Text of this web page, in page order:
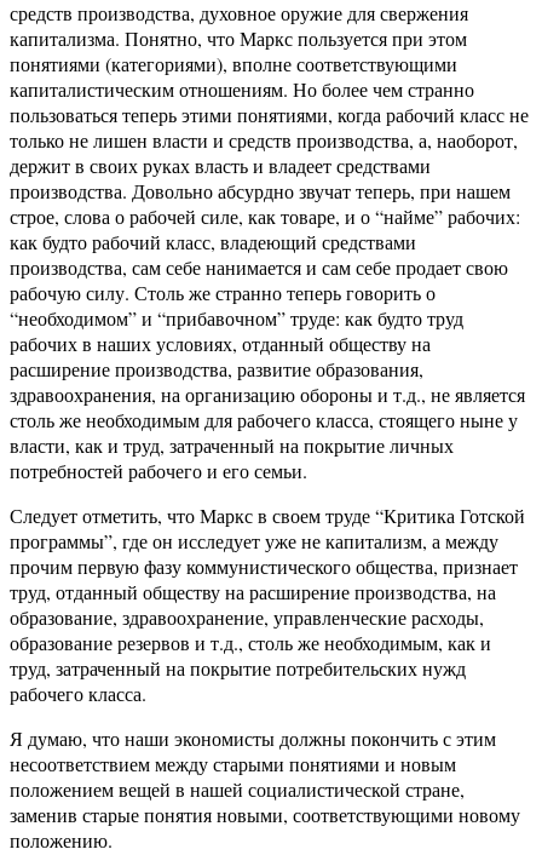
средств производства, духовное оружие для свержения
капитализма. Понятно, что Маркс пользуется при этом
понятиями (категориями), вполне соответствующими
капиталистическим отношениям. Но более чем странно
пользоваться теперь этими понятиями, когда рабочий класс не
только не лишен власти и средств производства, а, наоборот,
держит в своих руках власть и владеет средствами
производства. Довольно абсурдно звучат теперь, при нашем
строе, слова о рабочей силе, как товаре, и о “найме” рабочих:
как будто рабочий класс, владеющий средствами
производства, сам себе нанимается и сам себе продает свою
рабочую силу. Столь же странно теперь говорить о
“необходимом” и “прибавочном” труде: как будто труд
рабочих в наших условиях, отданный обществу на
расширение производства, развитие образования,
здравоохранения, на организацию обороны и т.д., не является
столь же необходимым для рабочего класса, стоящего ныне у
власти, как и труд, затраченный на покрытие личных
потребностей рабочего и его семьи.
Следует отметить, что Маркс в своем труде “Критика Готской
программы”, где он исследует уже не капитализм, а между
прочим первую фазу коммунистического общества, признает
труд, отданный обществу на расширение производства, на
образование, здравоохранение, управленческие расходы,
образование резервов и т.д., столь же необходимым, как и
труд, затраченный на покрытие потребительских нужд
рабочего класса.
Я думаю, что наши экономисты должны покончить с этим
несоответствием между старыми понятиями и новым
положением вещей в нашей социалистической стране,
заменив старые понятия новыми, соответствующими новому
положению.